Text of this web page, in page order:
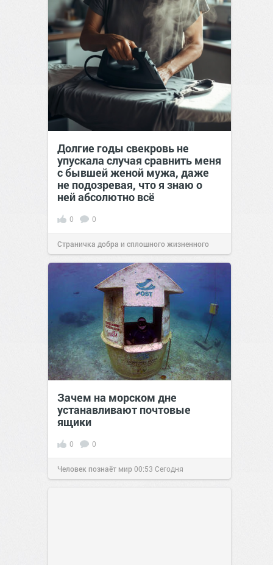
Долгие годы свекровь не
упускала случая сравнить меня
с бывшей женой мужа, даже
не подозревая, что я знаю о
ней абсолютно всё
0 0
Страничка добра и сплошного жизненного
позитива!00:29Сегодня
Зачем на морском дне
устанавливают почтовые
ящики
0 0
Человек познаёт мир00:53 Сегодня